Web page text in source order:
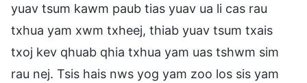
yuav tsum kawm paub tias yuav ua li cas rau
txhua yam xwm txheej, thiab yuav tsum txais
txoj kev qhuab qhia txhua yam uas tshwm sim
rau nej. Tsis hais nws yog yam zoo los sis yam